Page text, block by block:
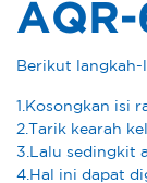
AQR-
Berikut langkah-
1.Kosongkan isi
2.Tarik kearah
3.Lalu sedingkit
4.Hal ini dapat